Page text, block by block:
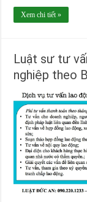
Xem chi tiết »
Luật sư tư
nghiệp theo